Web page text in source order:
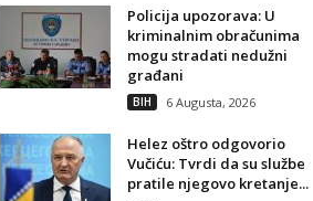
Policija upozorava: U
kriminalnim obračunima
mogu stradati nedužni
građani
BIH 6 Augusta, 2026
Helez oštro odgovorio
Vučiću: Tvrdi da su službe
pratile njegovo kretanje...